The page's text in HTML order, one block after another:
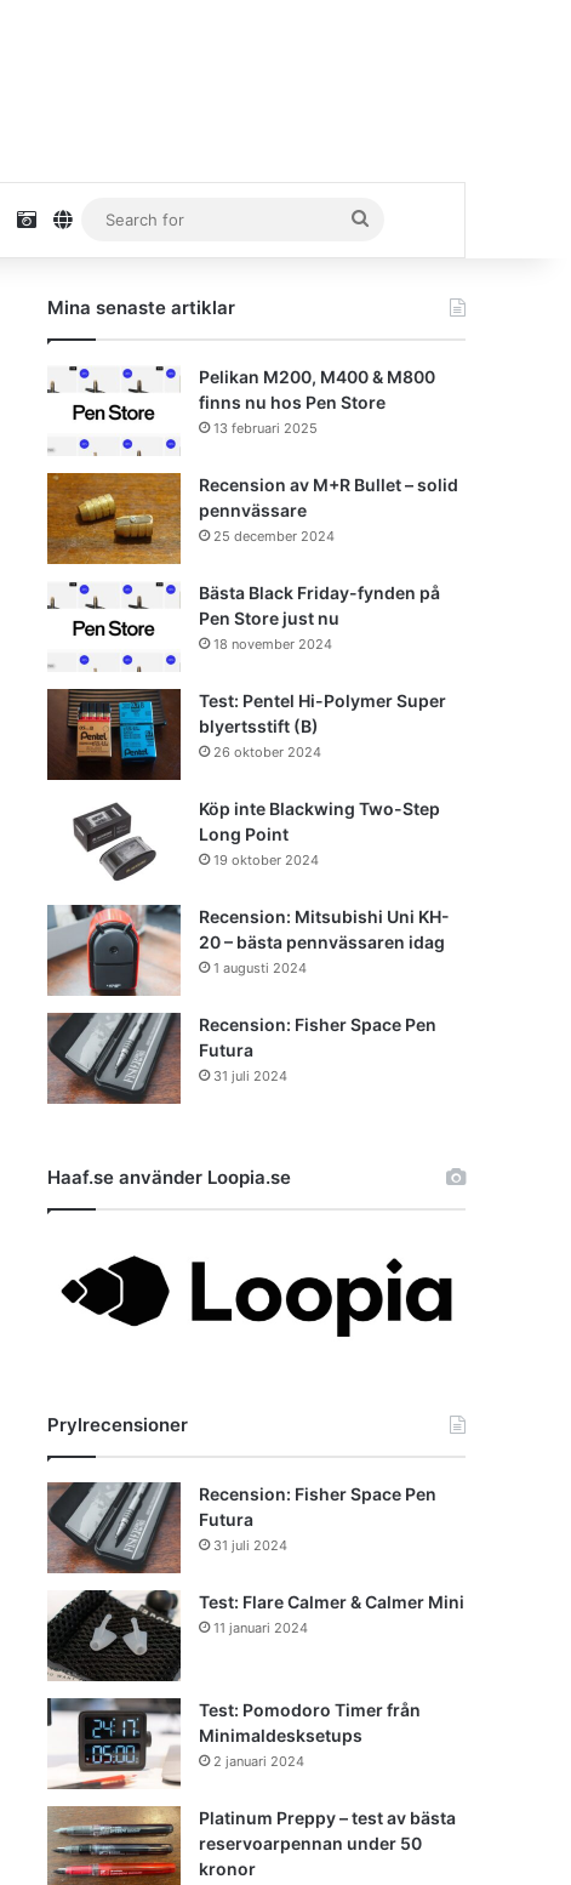
Unsplash
danielhaaf.se
Search
for
Mina senaste artiklar
Pelikan M200, M400 & M800
finns nu hos Pen Store
13 februari 2025
Recension av M+R Bullet – solid
pennvässare
25 december 2024
Bästa Black Friday-fynden på
Pen Store just nu
18 november 2024
Test: Pentel Hi-Polymer Super
blyertsstift (B)
26 oktober 2024
Köp inte Blackwing Two-Step
Long Point
19 oktober 2024
Recension: Mitsubishi Uni KH-
20 – bästa pennvässaren idag
1 augusti 2024
Recension: Fisher Space Pen
Futura
31 juli 2024
Haaf.se använder Loopia.se
Prylrecensioner
Recension: Fisher Space Pen
Futura
31 juli 2024
Test: Flare Calmer & Calmer Mini
11 januari 2024
Test: Pomodoro Timer från
Minimaldesksetups
2 januari 2024
Platinum Preppy – test av bästa
reservoarpennan under 50
kronor